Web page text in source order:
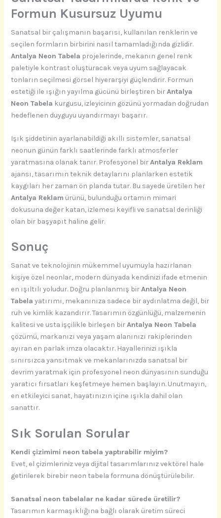
Formun Kusursuz Uyumu
Sanatsal bir çalışmanın başarısı, kullanılan renklerin ve
seçilen formların birbirini nasıl tamamladığında gizlidir.
Antalya Neon Tabela projelerinde, mekanın genel renk
paletiyle kontrast oluşturacak veya uyum sağlayacak
tonların seçilmesi görsel hiyerarşiyi güçlendirir. Formun
estetiği ile ışığın yayılma gücünü birleştiren birAntalya
Neon Tabela kurgusu, izleyicinin gözünü yormadan doğrudan
hedeflenen duyguyu uyandırmayı başarır.
Işık şiddetinin ayarlanabildiği akıllı sistemler, sanatsal
neonun günün farklı saatlerinde farklı atmosferler
yaratmasına olanak tanır. Profesyonel birAntalya Reklam
ajansı, tasarımın teknik detaylarını planlarken estetik
kaygıları her zaman ön planda tutar. Bu sayede üretilen her
Antalya Reklam ürünü, bulunduğu ortamın mimari
dokusuna değer katan, izlemesi keyifli ve sanatsal derinliği
olan bir başyapıt haline gelir.
Sonuç
Sanat ve teknolojinin mükemmel uyumuyla hazırlanan
kişiye özel neonlar, modern dünyada kendinizi ifade etmenin
en ışıltılı yoludur. Doğru planlanmış birAntalya Neon
Tabela yatırımı, mekanınıza sadece bir aydınlatma değil, bir
ruh ve kimlik kazandırır. Tasarımın özgünlüğü, malzemenin
kalitesi ve usta işçilikle birleşen birAntalya Neon Tabela
çözümü, markanızı veya yaşam alanınızı rakiplerinden
ayıran en parlak imza olacaktır. Hayallerinizi ışıkla
sınırsızca yansıtmak ve mekanlarınızda sanatsal bir
devrim yaratmak için profesyonel neon dünyasının sunduğu
yaratıcı fırsatları keşfetmeye hemen başlayın. Unutmayın,
en etkileyici sanat, hayatınızın içine ışıkla dahil olan
sanattır.
Sık Sorulan Sorular
Kendi çizimimi neon tabela yaptırabilir miyim?
Evet, el çizimleriniz veya dijital tasarımlarınız vektörel hale
getirilerek birebir neon tabela formuna dönüştürülebilir.
Sanatsal neon tabelalar ne kadar sürede üretilir?
Tasarımın karmaşıklığına bağlı olarak üretim süreci